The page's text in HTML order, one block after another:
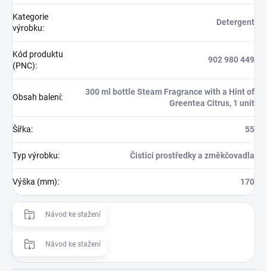
Kategorie
výrobku:
Detergent
Kód produktu
(PNC):
902 980 449
Obsah balení:
300 ml bottle Steam Fragrance with a Hint of
Greentea Citrus, 1 unit
Šířka: 55
Typ výrobku: Čisticí prostředky a změkčovadla
Výška (mm): 170
Návod ke stažení
Návod ke stažení